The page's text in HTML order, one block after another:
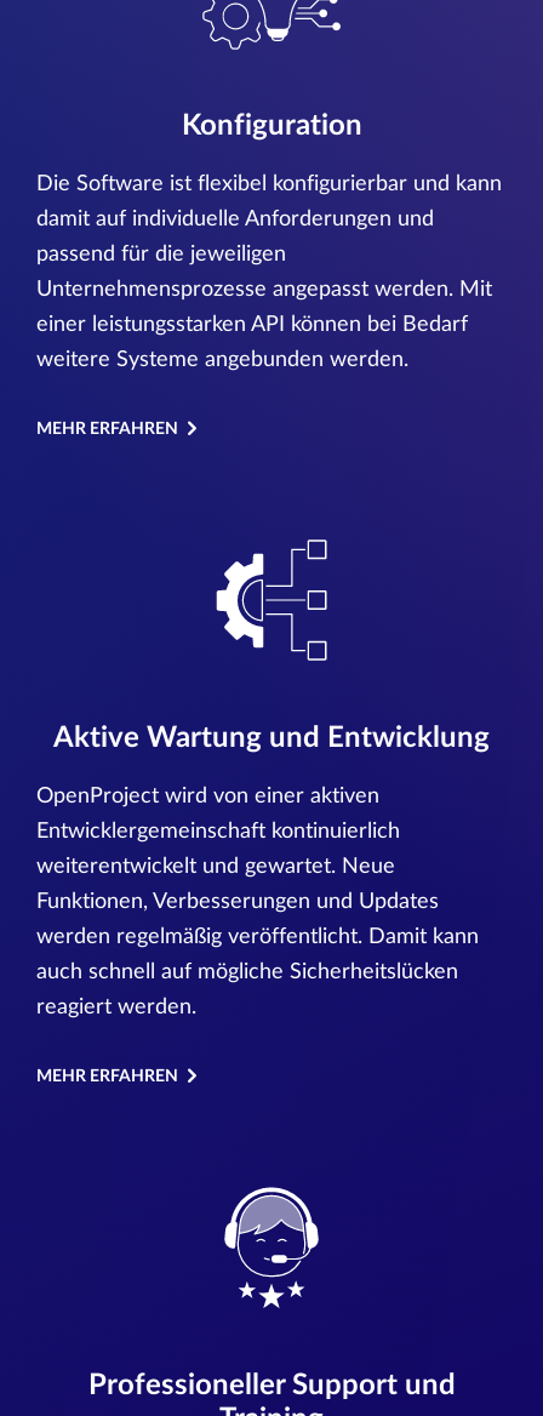
Konfiguration
Die Software ist flexibel konfigurierbar und kann
damit auf individuelle Anforderungen und
passend für die jeweiligen
Unternehmensprozesse angepasst werden. Mit
einer leistungsstarken API können bei Bedarf
weitere Systeme angebunden werden.
MEHR ERFAHREN
Aktive Wartung und Entwicklung
OpenProject wird von einer aktiven
Entwicklergemeinschaft kontinuierlich
weiterentwickelt und gewartet. Neue
Funktionen, Verbesserungen und Updates
werden regelmäßig veröffentlicht. Damit kann
auch schnell auf mögliche Sicherheitslücken
reagiert werden.
MEHR ERFAHREN
Professioneller Support und